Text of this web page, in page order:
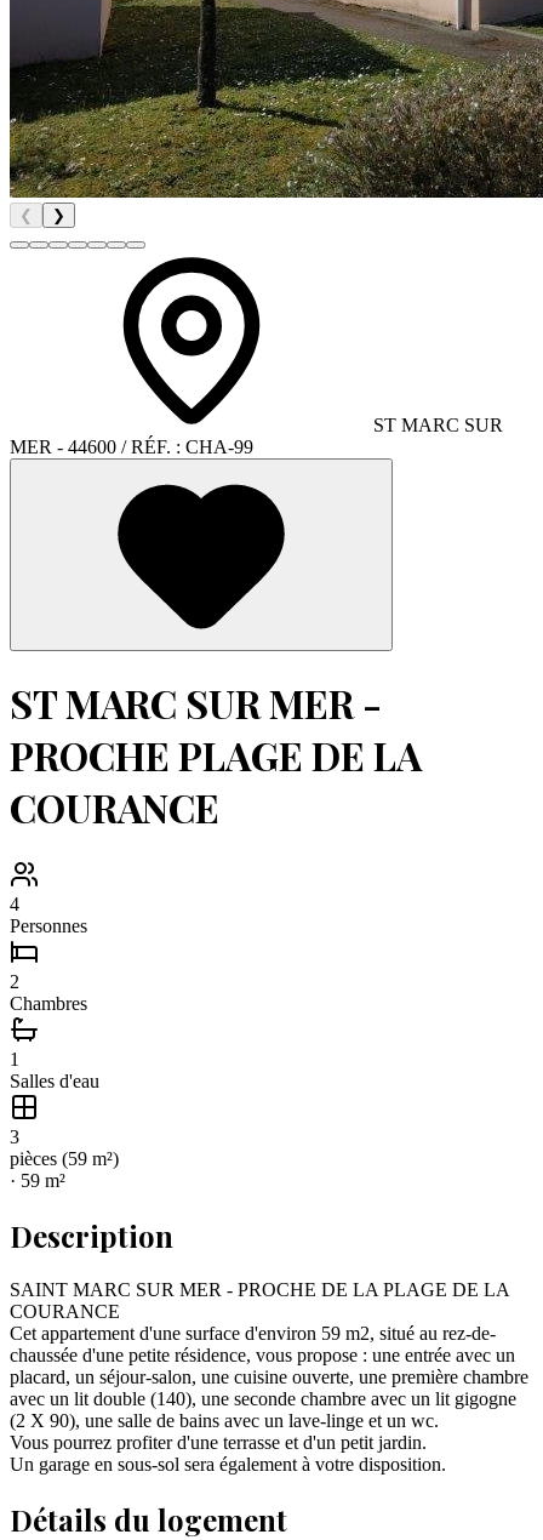
❮ ❯
ST MARC SUR
MER - 44600 / RÉF. : CHA-99
ST MARC SUR MER -
PROCHE PLAGE DE LA
COURANCE
4
Personnes
2
Chambres
1
Salles d'eau
3
pièces (59 m²)
· 59 m²
Description
SAINT MARC SUR MER - PROCHE DE LA PLAGE DE LA
COURANCE
Cet appartement d'une surface d'environ 59 m2, situé au rez-de-
chaussée d'une petite résidence, vous propose : une entrée avec un
placard, un séjour-salon, une cuisine ouverte, une première chambre
avec un lit double (140), une seconde chambre avec un lit gigogne
(2 X 90), une salle de bains avec un lave-linge et un wc.
Vous pourrez profiter d'une terrasse et d'un petit jardin.
Un garage en sous-sol sera également à votre disposition.
Détails du logement